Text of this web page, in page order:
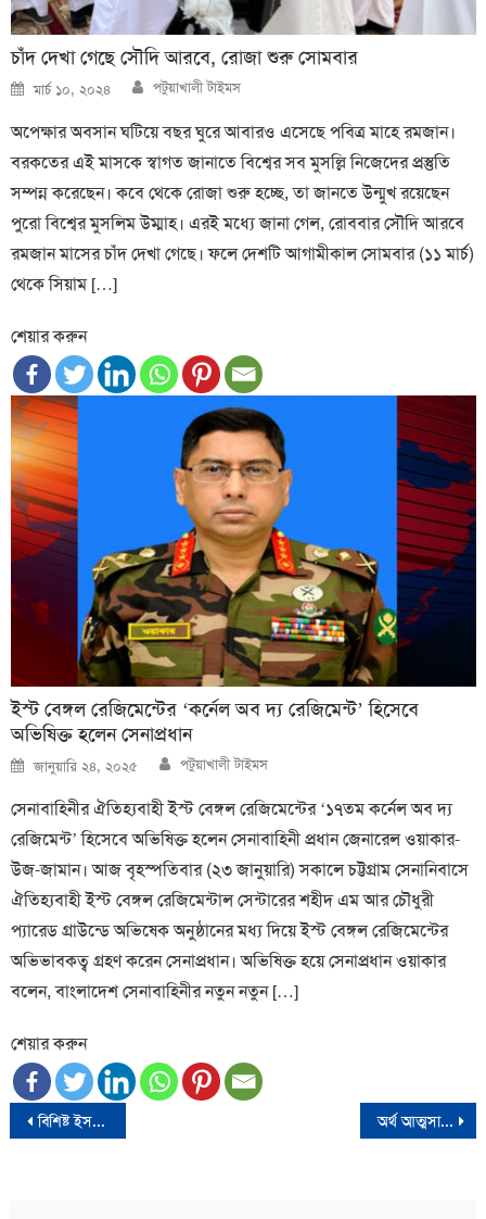
চাঁদ দেখা গেছে সৌদি আরবে, রোজা শুরু সোমবার
Posted
on
মার্চ ১০, ২০২৪ Author
পটুয়াখালী টাইমস
অপেক্ষার অবসান ঘটিয়ে বছর ঘুরে আবারও এসেছে পবিত্র মাহে রমজান।
বরকতের এই মাসকে স্বাগত জানাতে বিশ্বের সব মুসল্লি নিজেদের প্রস্তুতি
সম্পন্ন করেছেন। কবে থেকে রোজা শুরু হচ্ছে, তা জানতে উন্মুখ রয়েছেন
পুরো বিশ্বের মুসলিম উম্মাহ। এরই মধ্যে জানা গেল, রোববার সৌদি আরবে
রমজান মাসের চাঁদ দেখা গেছে। ফলে দেশটি আগামীকাল সোমবার (১১ মার্চ)
থেকে সিয়াম […]
শেয়ার করুন
ইস্ট বেঙ্গল রেজিমেন্টের ‘কর্নেল অব দ্য রেজিমেন্ট’ হিসেবে
অভিষিক্ত হলেন সেনাপ্রধান
Posted
on
জানুয়ারি ২৪, ২০২৫ Author
পটুয়াখালী টাইমস
সেনাবাহিনীর ঐতিহ্যবাহী ইস্ট বেঙ্গল রেজিমেন্টের ‘১৭তম কর্নেল অব দ্য
রেজিমেন্ট’ হিসেবে অভিষিক্ত হলেন সেনাবাহিনী প্রধান জেনারেল ওয়াকার-
উজ-জামান। আজ বৃহস্পতিবার (২৩ জানুয়ারি) সকালে চট্টগ্রাম সেনানিবাসে
ঐতিহ্যবাহী ইস্ট বেঙ্গল রেজিমেন্টাল সেন্টারের শহীদ এম আর চৌধুরী
প্যারেড গ্রাউন্ডে অভিষেক অনুষ্ঠানের মধ্য দিয়ে ইস্ট বেঙ্গল রেজিমেন্টের
অভিভাবকত্ব গ্রহণ করেন সেনাপ্রধান। অভিষিক্ত হয়ে সেনাপ্রধান ওয়াকার
বলেন, বাংলাদেশ সেনাবাহিনীর নতুন নতুন […]
শেয়ার করুন
Post
বিশিষ্ট ইসলামী চিন্তাবিদ মাওলানা লুৎফুর রহমানের ইন্তেকাল অর্থ আত্মসাৎ মামলায় ড. ইউনূসের জামিন